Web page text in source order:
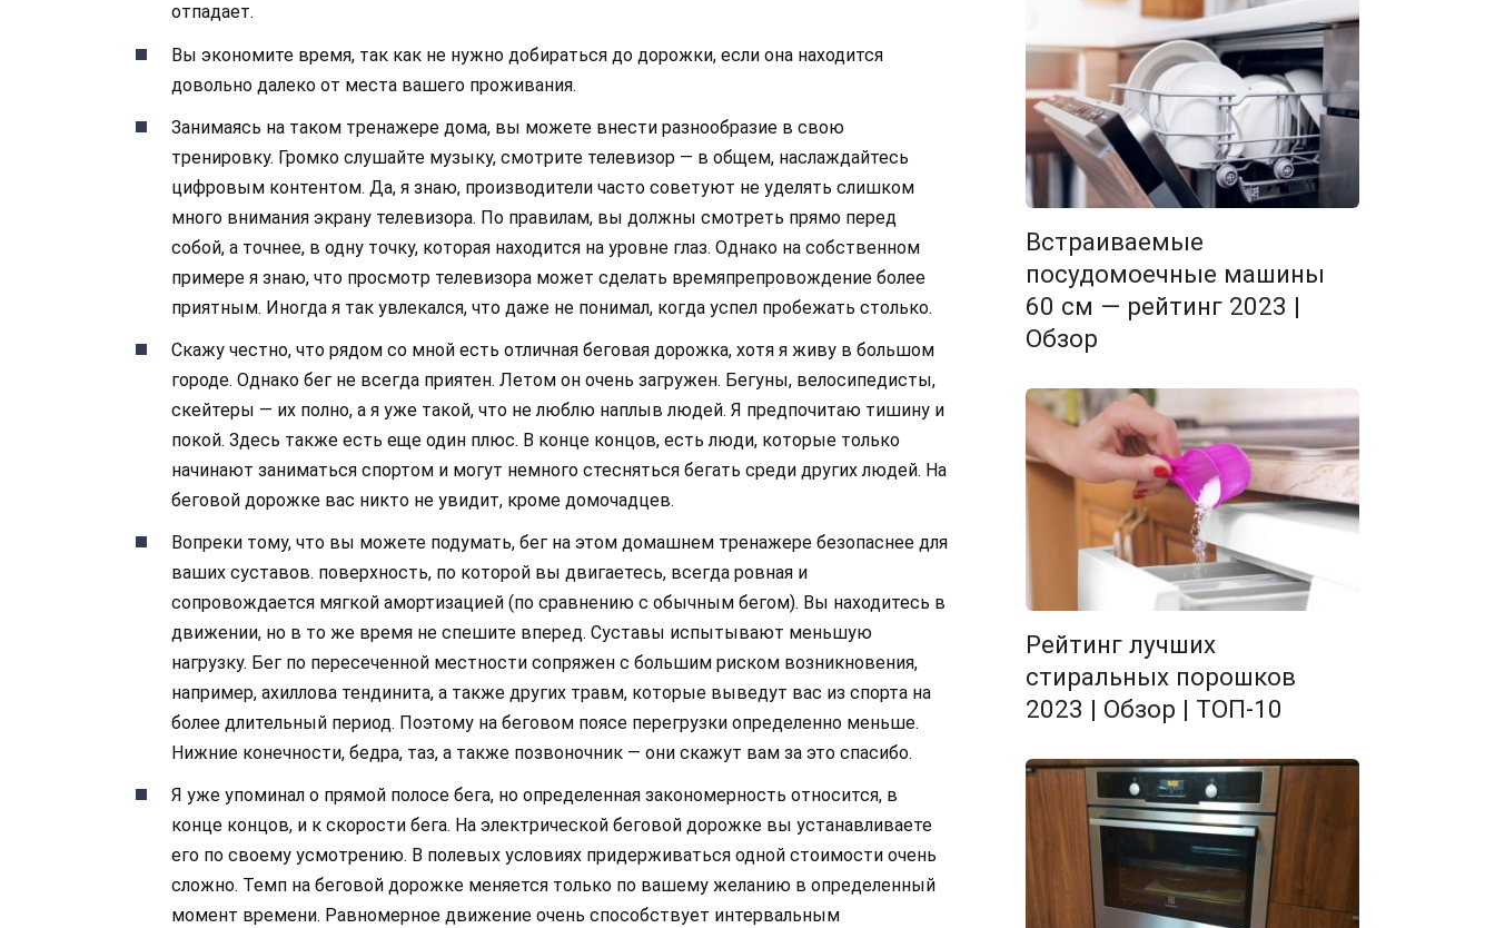
отпадает.
Вы экономите время, так как не нужно добираться до дорожки, если она находится
довольно далеко от места вашего проживания.
Занимаясь на таком тренажере дома, вы можете внести разнообразие в свою
тренировку. Громко слушайте музыку, смотрите телевизор — в общем, наслаждайтесь
цифровым контентом. Да, я знаю, производители часто советуют не уделять слишком
много внимания экрану телевизора. По правилам, вы должны смотреть прямо перед
собой, а точнее, в одну точку, которая находится на уровне глаз. Однако на собственном
примере я знаю, что просмотр телевизора может сделать времяпрепровождение более
приятным. Иногда я так увлекался, что даже не понимал, когда успел пробежать столько.
Скажу честно, что рядом со мной есть отличная беговая дорожка, хотя я живу в большом
городе. Однако бег не всегда приятен. Летом он очень загружен. Бегуны, велосипедисты,
скейтеры — их полно, а я уже такой, что не люблю наплыв людей. Я предпочитаю тишину и
покой. Здесь также есть еще один плюс. В конце концов, есть люди, которые только
начинают заниматься спортом и могут немного стесняться бегать среди других людей. На
беговой дорожке вас никто не увидит, кроме домочадцев.
Вопреки тому, что вы можете подумать, бег на этом домашнем тренажере безопаснее для
ваших суставов. поверхность, по которой вы двигаетесь, всегда ровная и
сопровождается мягкой амортизацией (по сравнению с обычным бегом). Вы находитесь в
движении, но в то же время не спешите вперед. Суставы испытывают меньшую
нагрузку. Бег по пересеченной местности сопряжен с большим риском возникновения,
например, ахиллова тендинита, а также других травм, которые выведут вас из спорта на
более длительный период. Поэтому на беговом поясе перегрузки определенно меньше.
Нижние конечности, бедра, таз, а также позвоночник — они скажут вам за это спасибо.
Я уже упоминал о прямой полосе бега, но определенная закономерность относится, в
конце концов, и к скорости бега. На электрической беговой дорожке вы устанавливаете
его по своему усмотрению. В полевых условиях придерживаться одной стоимости очень
сложно. Темп на беговой дорожке меняется только по вашему желанию в определенный
момент времени. Равномерное движение очень способствует интервальным
Встраиваемые
посудомоечные машины
60 см — рейтинг 2023 |
Обзор
Рейтинг лучших
стиральных порошков
2023 | Обзор | ТОП-10